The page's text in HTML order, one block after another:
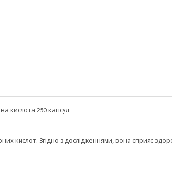
кислота 250 капcул
кислот. Згідно з дослідженнями, вона сприяє